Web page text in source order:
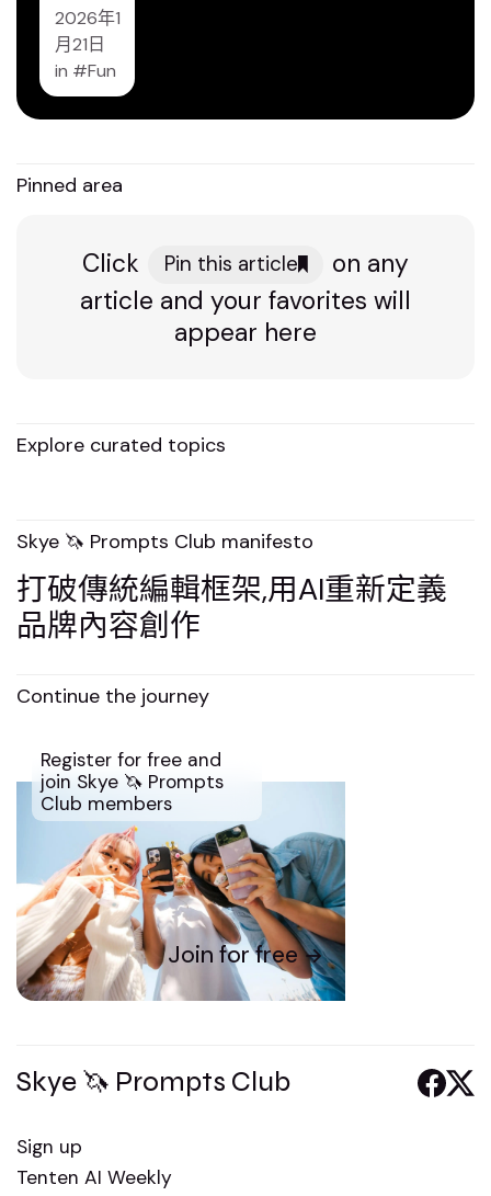
2026年1
月21日
in
Fun
Pinned area
Click Pin this article
on any
article and your favorites will
appear here
Explore curated topics
Skye 🦄 Prompts Club manifesto
打破傳統編輯框架,用AI重新定義
品牌內容創作
Continue the journey
Register for free and
join Skye 🦄 Prompts
Club members
Join for free
Skye 🦄 Prompts Club
Sign up
Tenten AI Weekly